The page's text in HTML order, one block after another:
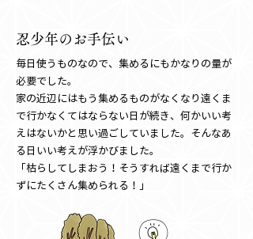
忍少年のお手伝い
毎日使うものなので、集めるにもかなりの量が
必要でした。
家の近辺にはもう集めるものがなくなり遠くま
で行かなくてはならない日が続き、何かいい考
えはないかと思い過ごしていました。そんなあ
る日いい考えが浮かびました。
「枯らしてしまおう！そうすれば遠くまで行か
ずにたくさん集められる！」